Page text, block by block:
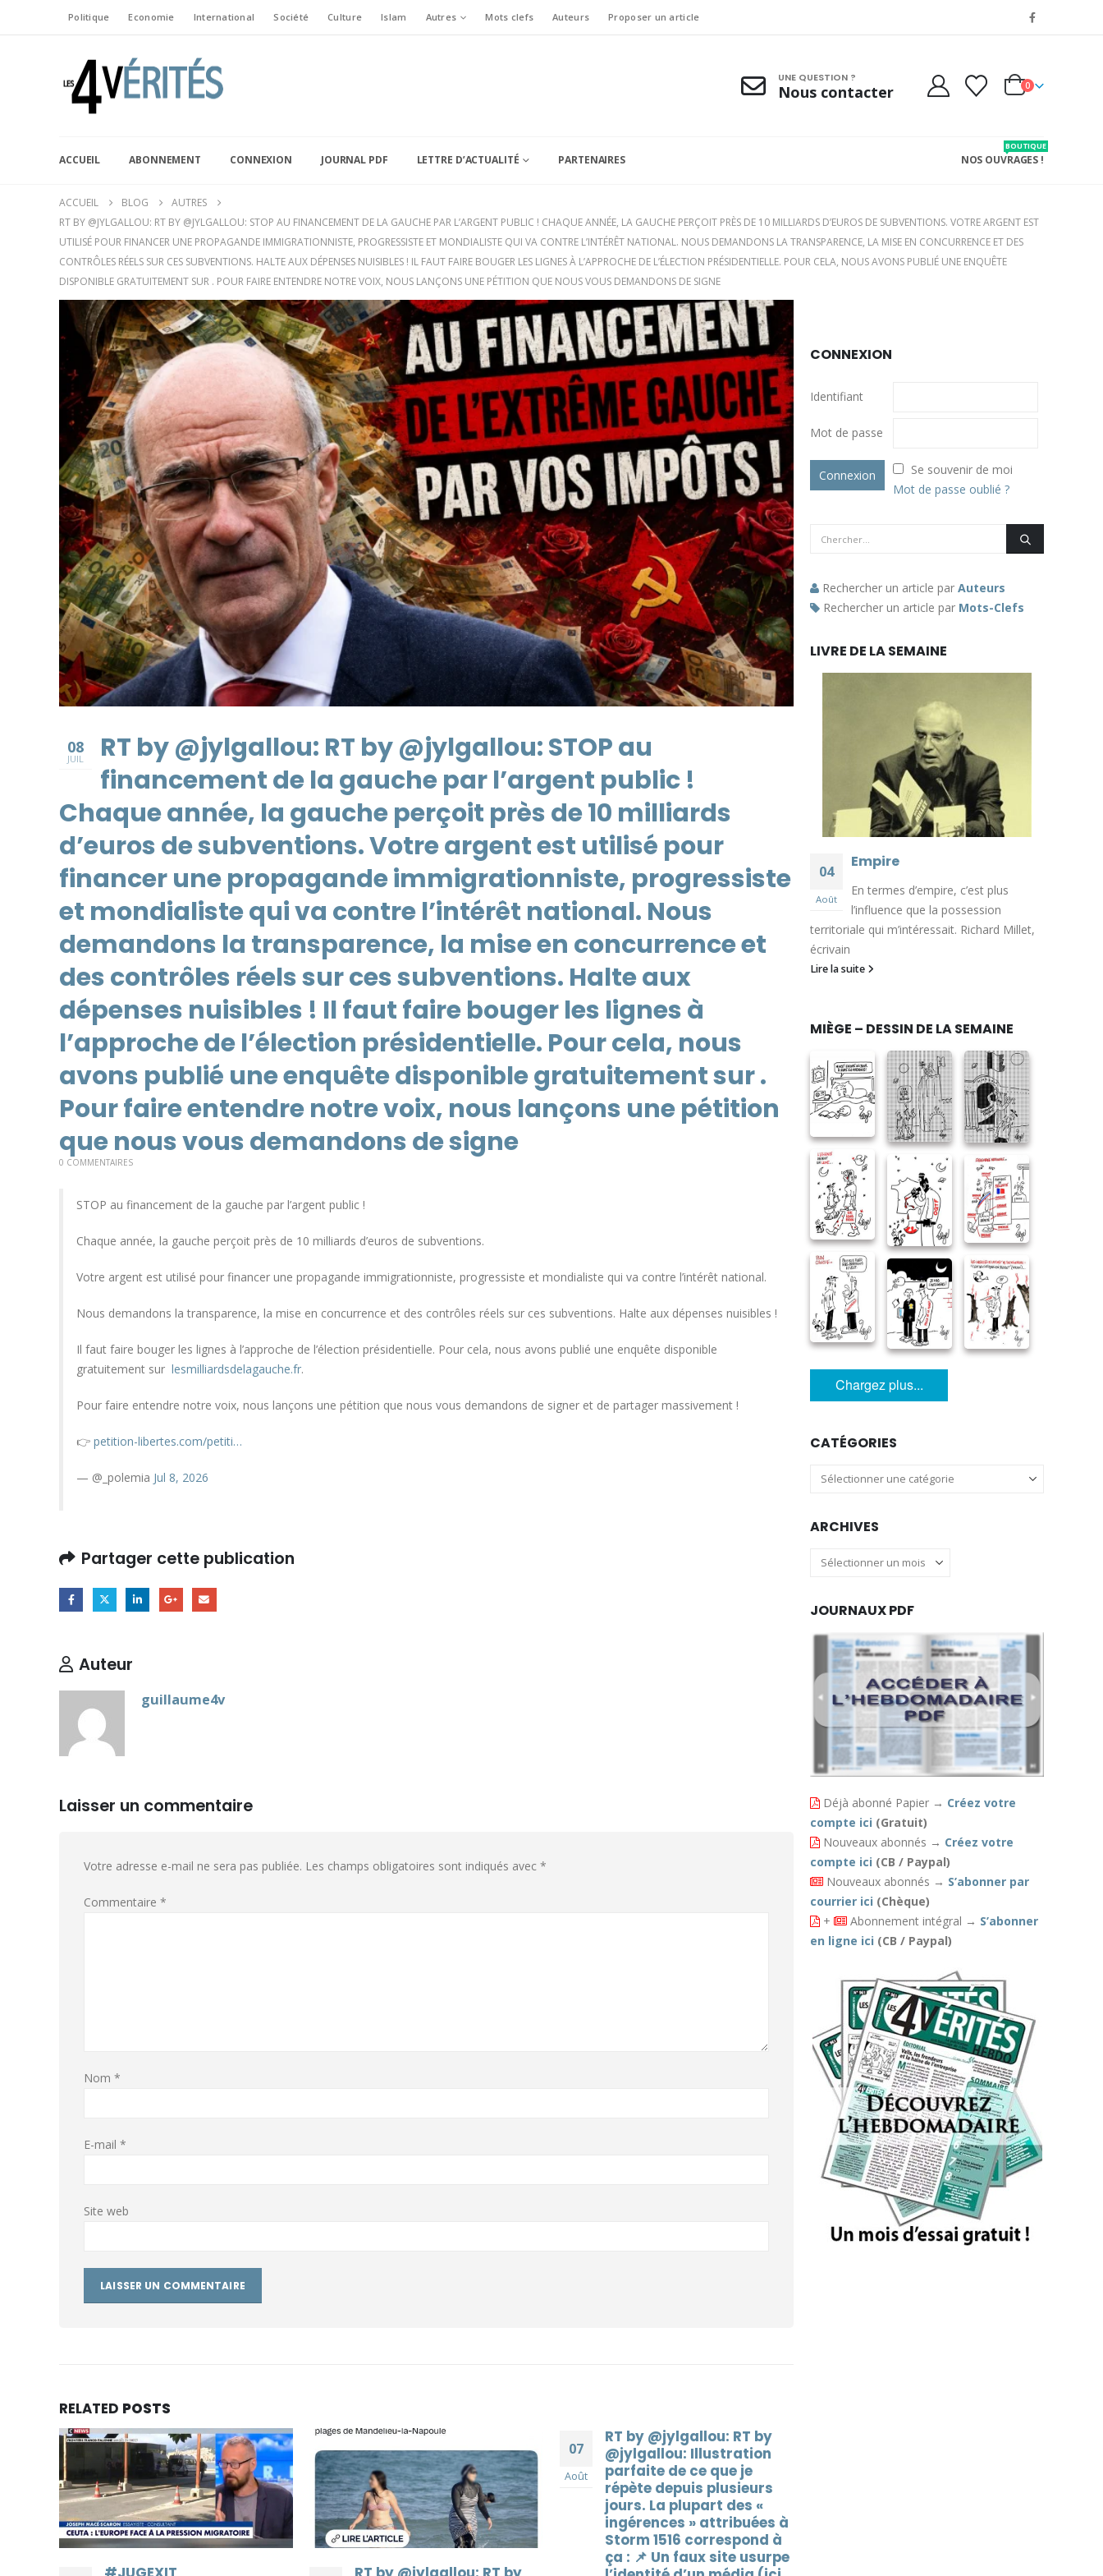
Politique Economie International Société Culture Islam Autres Mots clefs Auteurs Proposer un article
UNE QUESTION ?
Nous contacter 0
ACCUEIL ABONNEMENT CONNEXION JOURNAL PDF LETTRE D’ACTUALITÉ PARTENAIRES NOS OUVRAGES !
BOUTIQUE
ACCUEIL BLOG
AUTRES
RT BY @JYLGALLOU: RT BY @JYLGALLOU: STOP AU FINANCEMENT DE LA GAUCHE PAR L’ARGENT PUBLIC ! CHAQUE ANNÉE, LA GAUCHE PERÇOIT PRÈS DE 10 MILLIARDS D’EUROS DE SUBVENTIONS. VOTRE ARGENT EST
UTILISÉ POUR FINANCER UNE PROPAGANDE IMMIGRATIONNISTE, PROGRESSISTE ET MONDIALISTE QUI VA CONTRE L’INTÉRÊT NATIONAL. NOUS DEMANDONS LA TRANSPARENCE, LA MISE EN CONCURRENCE ET DES
CONTRÔLES RÉELS SUR CES SUBVENTIONS. HALTE AUX DÉPENSES NUISIBLES ! IL FAUT FAIRE BOUGER LES LIGNES À L’APPROCHE DE L’ÉLECTION PRÉSIDENTIELLE. POUR CELA, NOUS AVONS PUBLIÉ UNE ENQUÊTE
DISPONIBLE GRATUITEMENT SUR . POUR FAIRE ENTENDRE NOTRE VOIX, NOUS LANÇONS UNE PÉTITION QUE NOUS VOUS DEMANDONS DE SIGNE
08
JUIL
RT by @jylgallou: RT by @jylgallou: STOP au
financement de la gauche par l’argent public !
Chaque année, la gauche perçoit près de 10 milliards
d’euros de subventions. Votre argent est utilisé pour
financer une propagande immigrationniste, progressiste
et mondialiste qui va contre l’intérêt national. Nous
demandons la transparence, la mise en concurrence et
des contrôles réels sur ces subventions. Halte aux
dépenses nuisibles ! Il faut faire bouger les lignes à
l’approche de l’élection présidentielle. Pour cela, nous
avons publié une enquête disponible gratuitement sur .
Pour faire entendre notre voix, nous lançons une pétition
que nous vous demandons de signe
0 COMMENTAIRES
STOP au financement de la gauche par l’argent public !
Chaque année, la gauche perçoit près de 10 milliards d’euros de subventions.
Votre argent est utilisé pour financer une propagande immigrationniste, progressiste et mondialiste qui va contre l’intérêt national.
Nous demandons la transparence, la mise en concurrence et des contrôles réels sur ces subventions. Halte aux dépenses nuisibles !
Il faut faire bouger les lignes à l’approche de l’élection présidentielle. Pour cela, nous avons publié une enquête disponible
gratuitement sur lesmilliardsdelagauche.fr.
Pour faire entendre notre voix, nous lançons une pétition que nous vous demandons de signer et de partager massivement !
👉 petition-libertes.com/petiti…
— @_polemia Jul 8, 2026
Partager cette publication
Auteur
guillaume4v
Laisser un commentaire
Votre adresse e-mail ne sera pas publiée. Les champs obligatoires sont indiqués avec *
Commentaire *
Nom *
E-mail *
Site web
RELATED POSTS
07
Août
RT by @jylgallou: RT by
@jylgallou: Illustration
parfaite de ce que je
répète depuis plusieurs
jours. La plupart des «
ingérences » attribuées à
Storm 1516 correspond à
07
Août
RT by @jylgallou: RT by
@jylgallou: La
manipulation des
élections en Roumanie ne
venait pas des Russes
mais d’une officine payée
par les partis pro-UE.
C’est un fait avéré. On
CONNEXION
Identifiant
Mot de passe
Se souvenir de moi
Mot de passe oublié ?
Rechercher un article par Auteurs
Rechercher un article par Mots-Clefs
LIVRE DE LA SEMAINE
04
Août
Empire
En termes d’empire, c’est plus
l’influence que la possession
territoriale qui m’intéressait. Richard Millet,
écrivain
Lire la suite
MIÈGE – DESSIN DE LA SEMAINE
Chargez plus...
CATÉGORIES
Catégories
ARCHIVES
Archives
JOURNAUX PDF
Déjà abonné Papier → Créez votre
compte ici (Gratuit)
Nouveaux abonnés → Créez votre
compte ici (CB / Paypal)
Nouveaux abonnés → S’abonner par
courrier ici (Chèque)
+
Abonnement intégral → S’abonner
en ligne ici (CB / Paypal)